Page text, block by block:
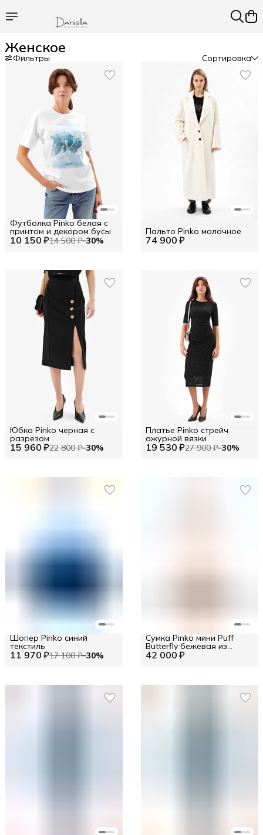
Женское
Фильтры Сортировка
10 150 ₽14 500 ₽−30%
Футболка Pinko белая с
принтом и декором бусы
74 900 ₽
Пальто Pinko молочное
15 960 ₽22 800 ₽−30%
Юбка Pinko черная с
разрезом
19 530 ₽27 900 ₽−30%
Платье Pinko стрейч
ажурной вязки
11 970 ₽17 100 ₽−30%
Шопер Pinko синий
текстиль
42 000 ₽
Сумка Pinko мини Puff
Butterfly бежевая из
соломы